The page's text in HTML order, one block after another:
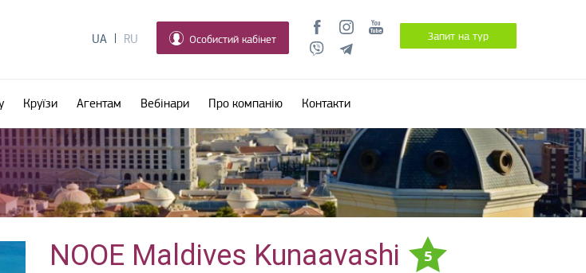
UA RU Особистий кабінет Запит на тур
Круїзи Агентам Вебінари Про компанію Контакти
NOOE Maldives Kunaavashi 5